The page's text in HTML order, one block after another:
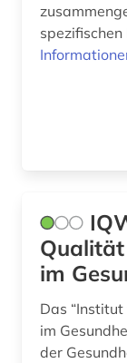
im
Das
im
der